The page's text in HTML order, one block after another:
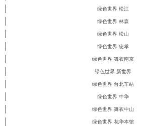
绿色世界 松江
绿色世界 林森
绿色世界 松山
绿色世界 忠孝
绿色世界 舞衣南京
绿色世界 新世界
绿色世界 台北车站
绿色世界 中华
绿色世界 舞衣中山
绿色世界 花华本馆